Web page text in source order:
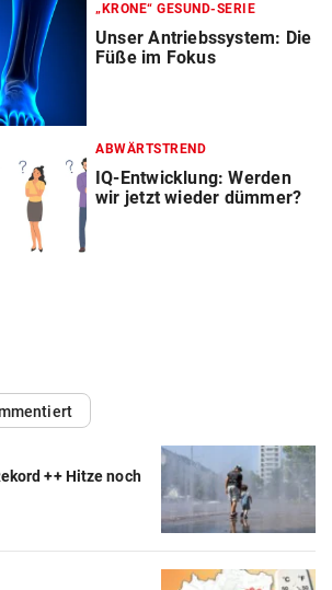
„KRONE“ GESUND-SERIE
Unser Antriebssystem: Die
Füße im Fokus
ABWÄRTSTREND
IQ-Entwicklung: Werden
wir jetzt wieder dümmer?
++ Hitze noch